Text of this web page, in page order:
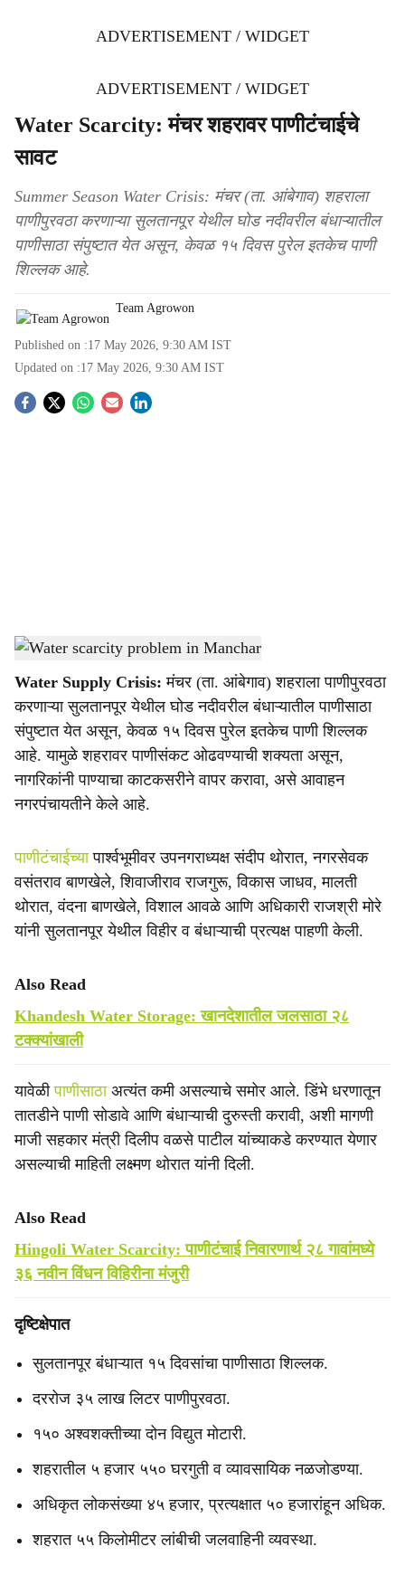
ADVERTISEMENT / WIDGET
ADVERTISEMENT / WIDGET
Water Scarcity: मंचर शहरावर पाणीटंचाईचे
सावट
Summer Season Water Crisis: मंचर (ता. आंबेगाव) शहराला
पाणीपुरवठा करणाऱ्या सुलतानपूर येथील घोड नदीवरील बंधाऱ्यातील
पाणीसाठा संपुष्टात येत असून, केवळ १५ दिवस पुरेल इतकेच पाणी
शिल्लक आहे.
Team Agrowon
Published on :17 May 2026, 9:30 AM IST
Updated on :17 May 2026, 9:30 AM IST
S
a
r
e
Water scarcity problem in Manchar-Agrowon
Water Supply Crisis: मंचर (ता. आंबेगाव) शहराला पाणीपुरवठा
करणाऱ्या सुलतानपूर येथील घोड नदीवरील बंधाऱ्यातील पाणीसाठा
संपुष्टात येत असून, केवळ १५ दिवस पुरेल इतकेच पाणी शिल्लक
आहे. यामुळे शहरावर पाणीसंकट ओढवण्याची शक्यता असून,
नागरिकांनी पाण्याचा काटकसरीने वापर करावा, असे आवाहन
नगरपंचायतीने केले आहे.
पाणीटंचाईच्यापार्श्वभूमीवर उपनगराध्यक्ष संदीप थोरात, नगरसेवक
वसंतराव बाणखेले, शिवाजीराव राजगुरू, विकास जाधव, मालती
थोरात, वंदना बाणखेले, विशाल आवळे आणि अधिकारी राजश्री मोरे
यांनी सुलतानपूर येथील विहीर व बंधाऱ्याची प्रत्यक्ष पाहणी केली.
Also Read
Khandesh Water Storage: खानदेशातील जलसाठा २८
टक्क्यांखाली
यावेळीपाणीसाठा अत्यंत कमी असल्याचे समोर आले. डिंभे धरणातून
तातडीने पाणी सोडावे आणि बंधाऱ्याची दुरुस्ती करावी, अशी मागणी
माजी सहकार मंत्री दिलीप वळसे पाटील यांच्याकडे करण्यात येणार
असल्याची माहिती लक्ष्मण थोरात यांनी दिली.
Also Read
Hingoli Water Scarcity: पाणीटंचाई निवारणार्थ २८ गावांमध्ये
३६ नवीन विंधन विहिरीना मंजुरी
दृष्टिक्षेपात
सुलतानपूर बंधाऱ्यात १५ दिवसांचा पाणीसाठा शिल्लक.
दररोज ३५ लाख लिटर पाणीपुरवठा.
१५० अश्वशक्तीच्या दोन विद्युत मोटारी.
शहरातील ५ हजार ५५० घरगुती व व्यावसायिक नळजोडण्या.
अधिकृत लोकसंख्या ४५ हजार, प्रत्यक्षात ५० हजारांहून अधिक.
शहरात ५५ किलोमीटर लांबीची जलवाहिनी व्यवस्था.